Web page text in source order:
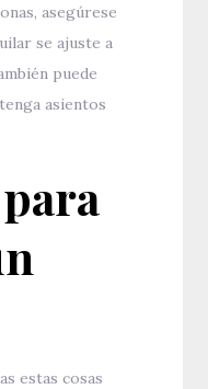
asegúrese
se ajuste a
puede
asientos
estas cosas